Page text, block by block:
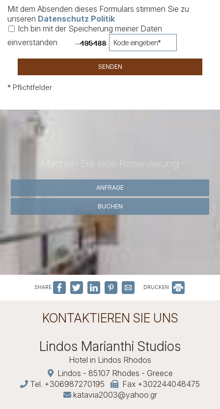
Mit dem Absenden dieses Formulars stimmen Sie zu
unseren Datenschutz Politik
Ich bin mit der Speicherung meiner Daten
einverstanden
SENDEN
* Pflichtfelder
Machen Sie eine Reservierung
ANFRAGE
BUCHEN
SHARE DRUCKEN
KONTAKTIEREN SIE UNS
Lindos Marianthi Studios
Hotel in Lindos Rhodos
Lindos - 85107 Rhodes - Greece
Tel. +306987270195
Fax +302244048475
katavia2003@yahoo.gr